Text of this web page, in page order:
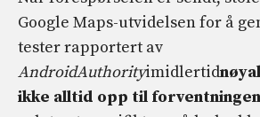
Google Maps-utvidelsen for å
tester rapportert av
AndroidAuthorityimidlertid
ikke alltid opp til